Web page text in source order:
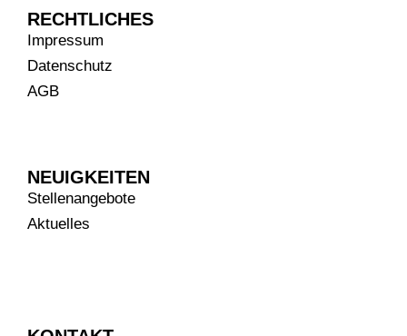
RECHTLICHES
Impressum
Datenschutz
AGB
NEUIGKEITEN
Stellenangebote
Aktuelles